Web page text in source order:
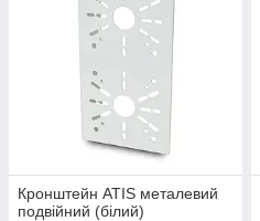
Кронштейн ATIS металевий
подвійний (білий)